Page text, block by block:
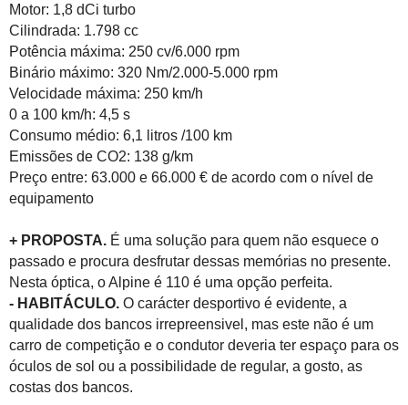
Motor: 1,8 dCi turbo
Cilindrada: 1.798 cc
Potência máxima: 250 cv/6.000 rpm
Binário máximo: 320 Nm/2.000-5.000 rpm
Velocidade máxima: 250 km/h
0 a 100 km/h: 4,5 s
Consumo médio: 6,1 litros /100 km
Emissões de CO2: 138 g/km
Preço entre: 63.000 e 66.000 € de acordo com o nível de
equipamento
+ PROPOSTA. É uma solução para quem não esquece o
passado e procura desfrutar dessas memórias no presente.
Nesta óptica, o Alpine é 110 é uma opção perfeita.
- HABITÁCULO. O carácter desportivo é evidente, a
qualidade dos bancos irrepreensivel, mas este não é um
carro de competição e o condutor deveria ter espaço para os
óculos de sol ou a possibilidade de regular, a gosto, as
costas dos bancos.